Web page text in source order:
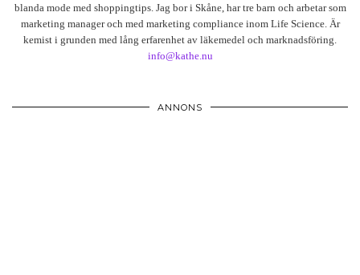
blanda mode med shoppingtips. Jag bor i Skåne, har tre barn och arbetar som
marketing manager och med marketing compliance inom Life Science. Är
kemist i grunden med lång erfarenhet av läkemedel och marknadsföring.
info@kathe.nu
ANNONS